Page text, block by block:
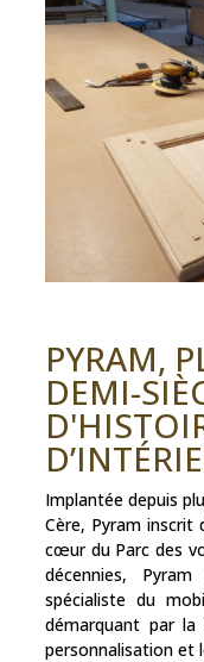
PYRAM,
DEMI-
Implantée depuis
Cère, Pyram inscrit
cœur du Parc des
décennies,
spécialiste du
démarquant par
personnalisation et